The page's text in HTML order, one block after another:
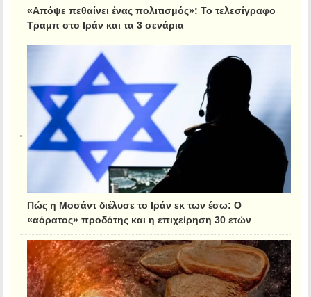
«Απόψε πεθαίνει ένας πολιτισμός»: Το τελεσίγραφο
Τραμπ στο Ιράν και τα 3 σενάρια
Πώς η Μοσάντ διέλυσε το Ιράν εκ των έσω: Ο
«αόρατος» προδότης και η επιχείρηση 30 ετών